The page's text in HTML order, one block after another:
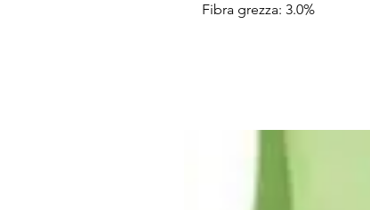
Fibra grezza: 3.0%